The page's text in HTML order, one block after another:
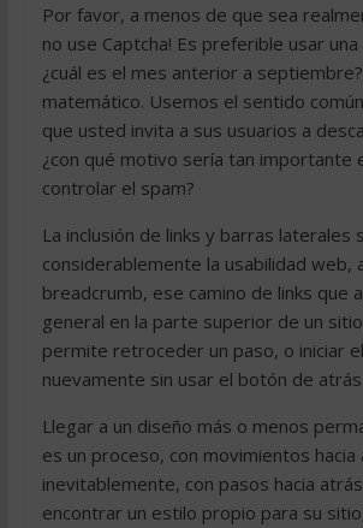
Por favor, a menos de que sea
no use Captcha! Es preferible usar
¿cuál es el mes anterior a
matemático. Usemos el sentido
que usted invita a sus usuarios a
¿con qué motivo sería tan importante
controlar el spam?
La inclusión de links y barras laterales
considerablemente la usabilidad web,
breadcrumb, ese camino de links que
general en la parte superior de un
permite retroceder un paso, o iniciar
nuevamente sin usar el botón de
Llegar a un diseño más o menos
es un proceso, con movimientos
inevitablemente, con pasos hacia
encontrar un estilo propio para su